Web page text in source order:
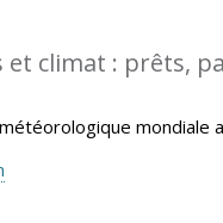
et climat : prêts,